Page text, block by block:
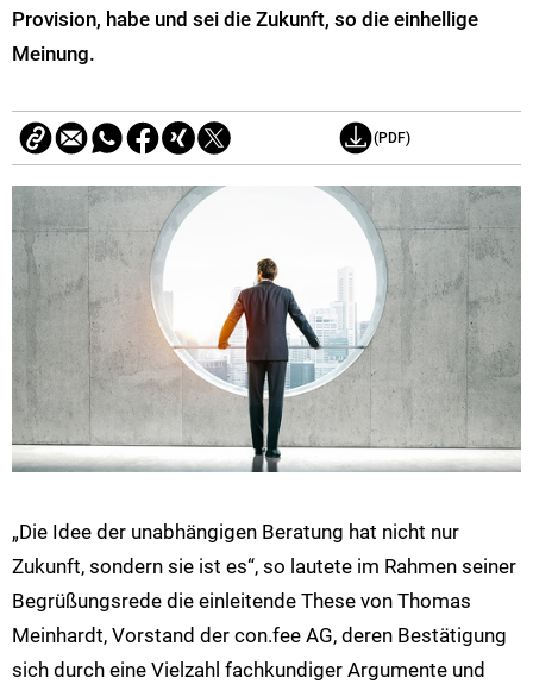
Provision, habe und sei die Zukunft, so die einhellige
Meinung.
(PDF)
„Die Idee der unabhängigen Beratung hat nicht nur
Zukunft, sondern sie ist es“, so lautete im Rahmen seiner
Begrüßungsrede die einleitende These von Thomas
Meinhardt, Vorstand der con.fee AG, deren Bestätigung
sich durch eine Vielzahl fachkundiger Argumente und